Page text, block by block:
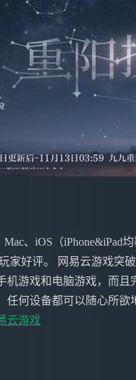
Mac、iOS（
家好评。 网易云游戏突
机游戏和电脑游戏，而
任何设备都可以随心所欲
云游戏